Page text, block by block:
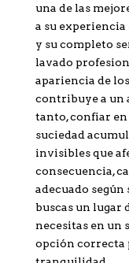
una de las
a su experiencia
y su completo
lavado
apariencia de
contribuye a un
tanto, confiar
suciedad
invisibles que
consecuencia,
adecuado según
buscas un lugar
necesitas en un
opción correcta